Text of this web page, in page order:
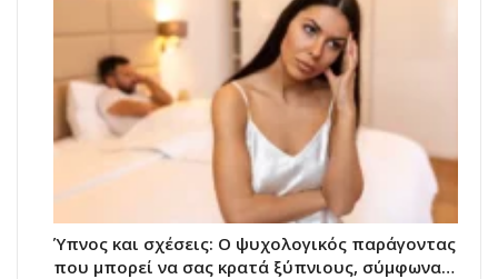
Ύπνος και σχέσεις: Ο ψυχολογικός παράγοντας
που μπορεί να σας κρατά ξύπνιους, σύμφωνα…